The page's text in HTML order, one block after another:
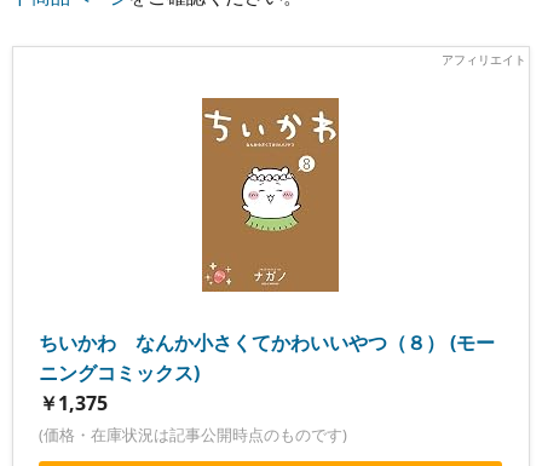
ちいかわ なんか小さくてかわいいやつ（８） (モー
ニングコミックス)
￥1,375
(価格・在庫状況は記事公開時点のものです)